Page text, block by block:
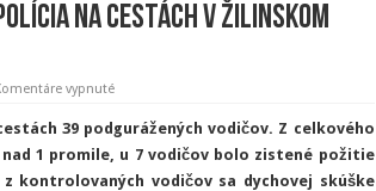
na cestách v Žilinskom
vypnuténa
uplynulý
týždeň
zaevidovala
polícia
na
39 podgurážených vodičov. Z celkového
1 promile, u 7 vodičov bolo zistené požitie
kontrolovaných vodičov sa dychovej skúške